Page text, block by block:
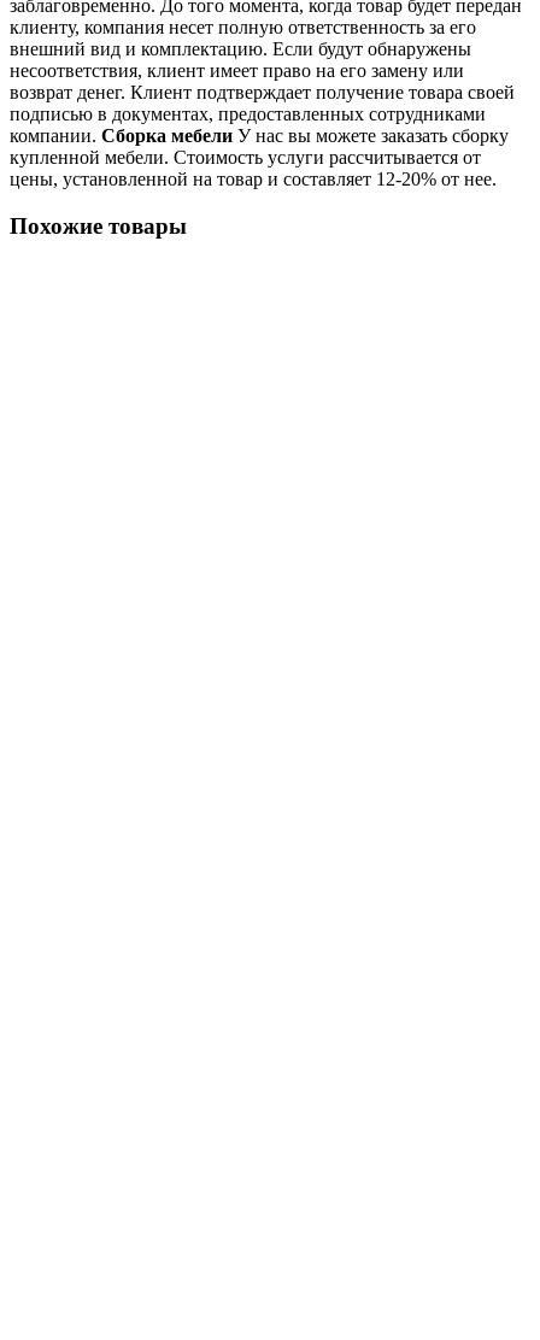
заблаговременно. До того момента, когда товар будет передан
клиенту, компания несет полную ответственность за его
внешний вид и комплектацию. Если будут обнаружены
несоответствия, клиент имеет право на его замену или
возврат денег. Клиент подтверждает получение товара своей
подписью в документах, предоставленных сотрудниками
компании. Сборка мебели У нас вы можете заказать сборку
купленной мебели. Стоимость услуги рассчитывается от
цены, установленной на товар и составляет 12-20% от нее.
Похожие товары